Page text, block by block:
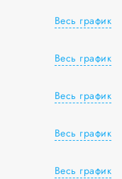
Весь график
Весь график
Весь график
Весь график
Весь график